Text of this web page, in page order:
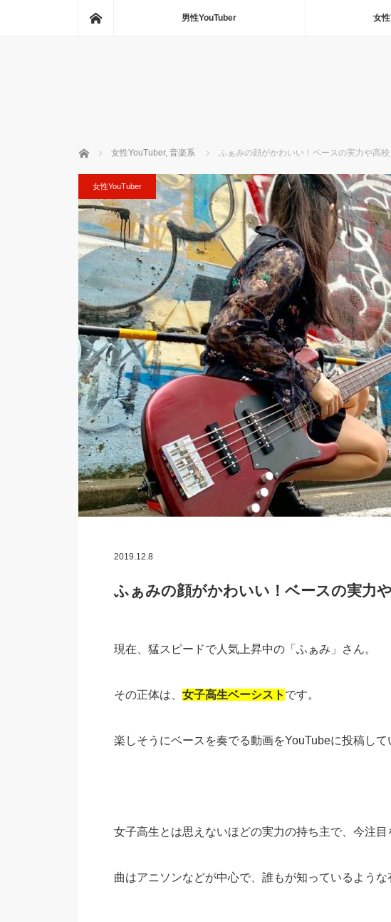
男性YouTuber 女
ホーム 女性YouTuber, 音楽系 ふぁみの顔がかわいい！ベースの実力や高校
女性YouTuber
2019.12.8
ふぁみの顔がかわいい！ベースの実力
現在、猛スピードで人気上昇中の「ふぁみ」さん。
その正体は、 女子高生ベーシスト です。
楽しそうにベースを奏でる動画をYouTubeに投稿して
女子高生とは思えないほどの実力の持ち主で、今注目
曲はアニソンなどが中心で、誰もが知っているような